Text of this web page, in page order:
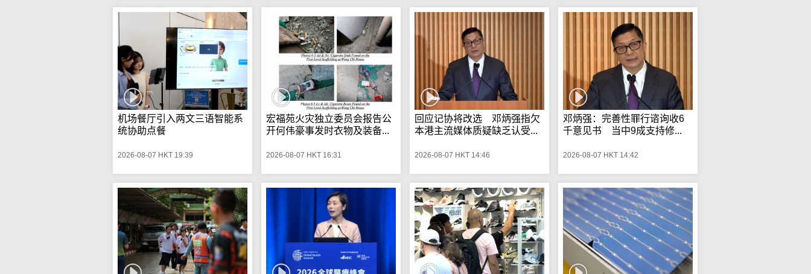
机场餐厅引入两文三语智能系
统协助点餐
2026-08-07 HKT 19:39
宏福苑火灾独立委员会报告公
开何伟豪事发时衣物及装备...
2026-08-07 HKT 16:31
回应记协将改选 邓炳强指欠
本港主流媒体质疑缺乏认受...
2026-08-07 HKT 14:46
邓炳强：完善性罪行谘询收6
千意见书 当中9成支持修...
2026-08-07 HKT 14:42